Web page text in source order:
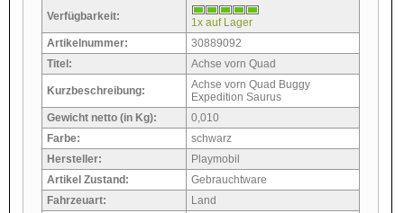
Verfügbarkeit:
1x auf Lager
Artikelnummer:
30889092
Titel:
Achse vorn Quad
Kurzbeschreibung:
Achse vorn Quad Buggy
Expedition Saurus
Gewicht netto (in Kg):
0,010
Farbe:
schwarz
Hersteller:
Playmobil
Artikel Zustand:
Gebrauchtware
Fahrzeuart:
Land